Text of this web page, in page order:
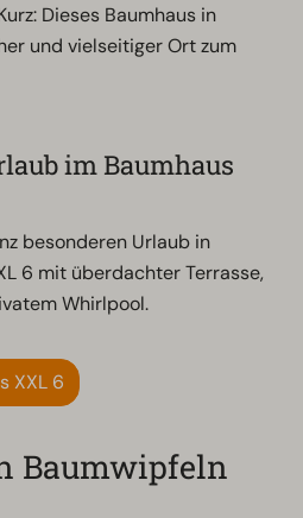
Dieses Baumhaus in
und vielseitiger Ort zum
im Baumhaus
besonderen Urlaub in
6 mit überdachter Terrasse,
Whirlpool.
XXL 6
Baumwipfeln